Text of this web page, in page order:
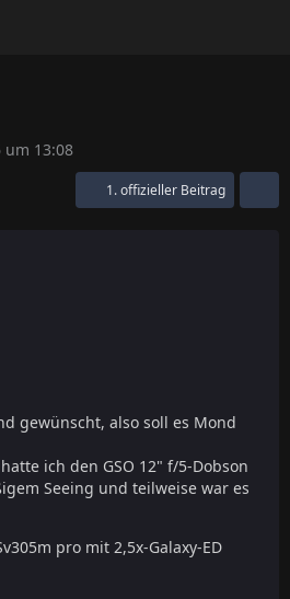
um 13:08
1. offizieller Beitrag
gewünscht, also soll es Mond
ich den GSO 12" f/5-Dobson
Seeing und teilweise war es
pro mit 2,5x-Galaxy-ED